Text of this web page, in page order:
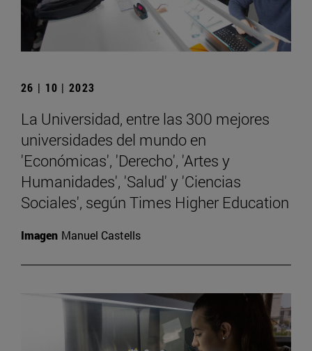
26 | 10 | 2023
La Universidad, entre las 300 mejores
universidades del mundo en
'Económicas', 'Derecho', 'Artes y
Humanidades', 'Salud' y 'Ciencias
Sociales', según Times Higher Education
Imagen Manuel Castells